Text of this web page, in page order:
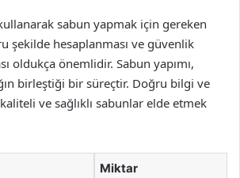
sabun yapmak için gereken
şekilde hesaplanması ve güvenlik
oldukça önemlidir. Sabun yapımı,
birleştiği bir süreçtir. Doğru bilgi ve
ve sağlıklı sabunlar elde etmek
Miktar